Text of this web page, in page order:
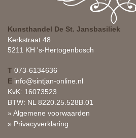
Kunsthandel De St. Jansbasiliek
Kerkstraat 48
5211 KH 's-Hertogenbosch
T 073-6134636
E info@sintjan-online.nl
KvK: 16073523
BTW: NL 8220.25.528B.01
» Algemene voorwaarden
» Privacyverklaring